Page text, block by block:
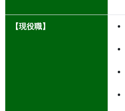
【現役職】